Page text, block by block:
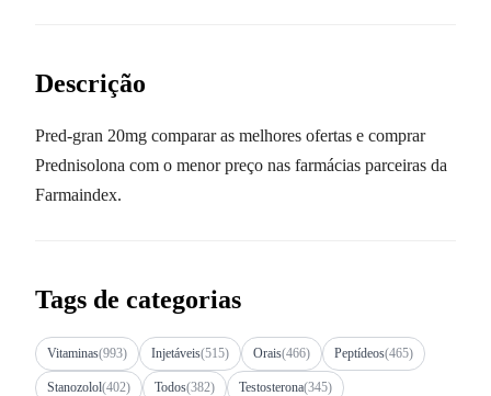
Descrição
Pred-gran 20mg comparar as melhores ofertas e comprar
Prednisolona com o menor preço nas farmácias parceiras da
Farmaindex.
Tags de categorias
Vitaminas(993) Injetáveis(515) Orais(466) Peptídeos(465)
Stanozolol(402) Todos(382) Testosterona(345)